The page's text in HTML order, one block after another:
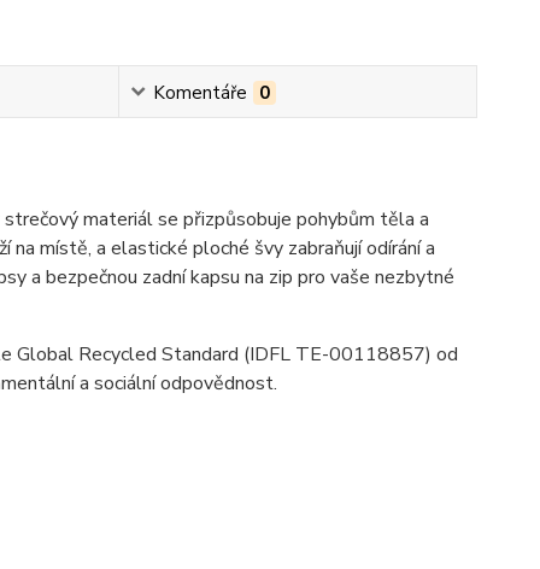
Komentáře 0
materiál se přizpůsobuje pohybům těla a
místě, a elastické ploché švy zabraňují odírání a
a bezpečnou zadní kapsu na zip pro vaše nezbytné
Global Recycled Standard (IDFL TE-00118857) od
a sociální odpovědnost.